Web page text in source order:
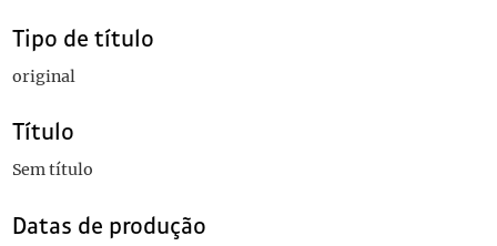
Tipo de título
original
Título
Sem título
Datas de produção